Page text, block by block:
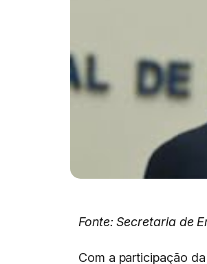
Fonte: Secretaria de
Com a participação